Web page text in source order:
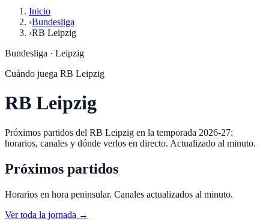
Inicio
›Bundesliga
›RB Leipzig
Bundesliga · Leipzig
Cuándo juega RB Leipzig
RB Leipzig
Próximos partidos del RB Leipzig en la temporada 2026-27:
horarios, canales y dónde verlos en directo. Actualizado al minuto.
Próximos partidos
Horarios en hora peninsular. Canales actualizados al minuto.
Ver toda la jornada →